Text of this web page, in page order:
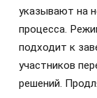
указывают на
процесса.
подходит к
участников
решений.